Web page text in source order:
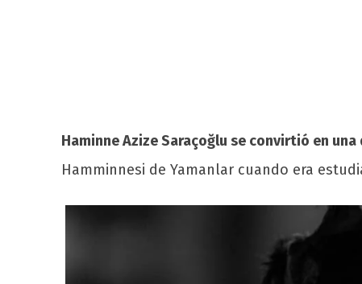
Haminne Azize Saraçoğlu se convirtió en
Hamminnesi de Yamanlar cuando era